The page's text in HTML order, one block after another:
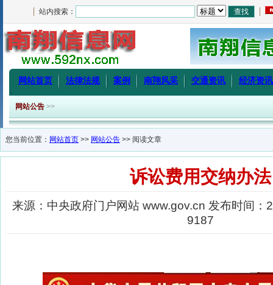
站内搜索：
网站首页 法律法规 案例 南翔风采 交通资讯 经济资讯
网站公告 >>
您当前位置： 网站首页 >> 网站公告 >> 阅读文章
诉讼费用交纳办法
来源：中央政府门户网站 www.gov.cn 发布时间：
9187